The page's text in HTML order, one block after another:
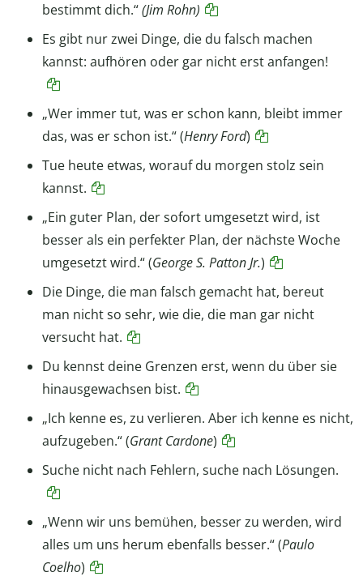
bestimmt dich.“(Jim Rohn)
Es gibt nur zwei Dinge, die du falsch machen
kannst: aufhören oder gar nicht erst anfangen!
„Wer immer tut, was er schon kann, bleibt immer
das, was er schon ist.“ (Henry Ford)
Tue heute etwas, worauf du morgen stolz sein
kannst.
„Ein guter Plan, der sofort umgesetzt wird, ist
besser als ein perfekter Plan, der nächste Woche
umgesetzt wird.“ (George S. Patton Jr.)
Die Dinge, die man falsch gemacht hat, bereut
man nicht so sehr, wie die, die man gar nicht
versucht hat.
Du kennst deine Grenzen erst, wenn du über sie
hinausgewachsen bist.
„Ich kenne es, zu verlieren. Aber ich kenne es nicht,
aufzugeben.“ (Grant Cardone)
Suche nicht nach Fehlern, suche nach Lösungen.
„Wenn wir uns bemühen, besser zu werden, wird
alles um uns herum ebenfalls besser.“ (Paulo
Coelho)